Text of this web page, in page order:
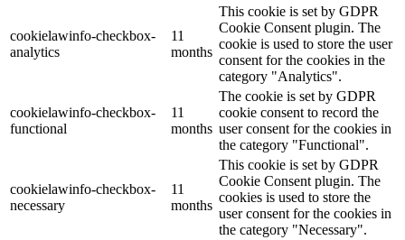
cookielawinfo-checkbox-
analytics
11
months
This cookie is set by GDPR
Cookie Consent plugin. The
cookie is used to store the user
consent for the cookies in the
category "Analytics".
cookielawinfo-checkbox-
functional
11
months
The cookie is set by GDPR
cookie consent to record the
user consent for the cookies in
the category "Functional".
cookielawinfo-checkbox-
necessary
11
months
This cookie is set by GDPR
Cookie Consent plugin. The
cookies is used to store the
user consent for the cookies in
the category "Necessary".